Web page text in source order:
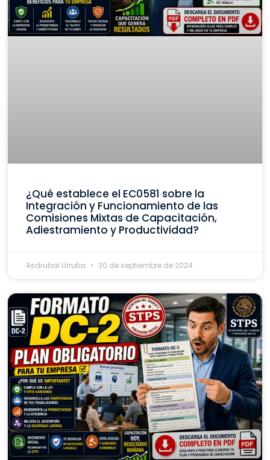
¿Qué establece el EC0581 sobre la
Integración y Funcionamiento de las
Comisiones Mixtas de Capacitación,
Adiestramiento y Productividad?
Asdrubal Urrutia 30 de septiembre de 2024